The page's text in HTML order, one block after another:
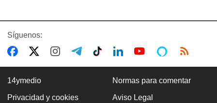
Síguenos:
14ymedio Normas para comentar
Privacidad y cookies Aviso Legal